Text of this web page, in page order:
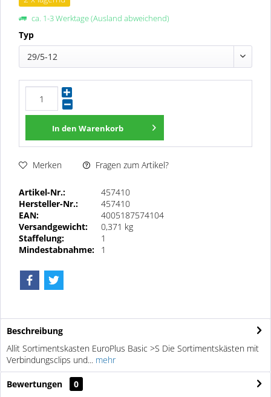
ca. 1-3 Werktage (Ausland abweichend)
Typ
29/5-12
In den Warenkorb
Merken Fragen zum Artikel?
Artikel-Nr.:
457410
Hersteller-Nr.:
457410
EAN:
4005187574104
Versandgewicht:
0,371 kg
Staffelung:
1
Mindestabnahme:
1
Beschreibung
Allit Sortimentskasten EuroPlus Basic >S Die Sortimentskästen mit
Verbindungsclips und... mehr
Bewertungen
0